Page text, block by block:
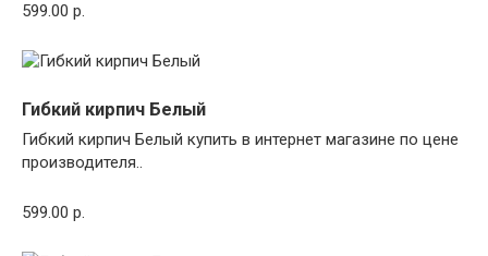
599.00 р.
Гибкий кирпич Белый
Гибкий кирпич Белый купить в интернет магазине по цене
производителя..
599.00 р.